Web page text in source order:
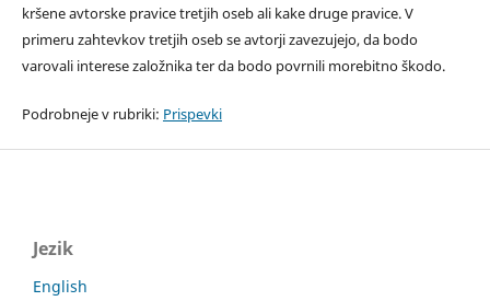
kršene avtorske pravice tretjih oseb ali kake druge pravice. V
primeru zahtevkov tretjih oseb se avtorji zavezujejo, da bodo
varovali interese založnika ter da bodo povrnili morebitno škodo.
Podrobneje v rubriki: Prispevki
Jezik
English